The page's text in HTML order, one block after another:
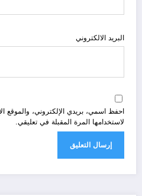
البريد الالكتروني
احفظ اسمي، بريدي الإلكتروني، والموقع
لاستخدامها المرة المقبلة في تعليقي.